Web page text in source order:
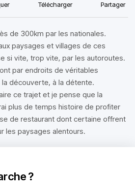
Télécharger Partager
de 300km par les nationales.
paysages et villages de ces
si vite, trop vite, par les autoroutes.
par endroits de véritables
découverte, à la détente.
ce trajet et je pense que la
plus de temps histoire de profiter
de restaurant dont certaine offrent
les paysages alentours.
?